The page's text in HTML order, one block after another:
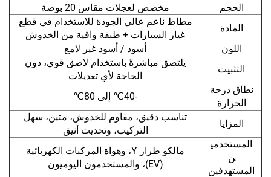
الحجم
مخصص لعجلات مقاس 20 بوصة
المادة
مطاط ناعم عالي الجودة للاستخدام في قطع
غيار السيارات + طبقة واقية من الخدوش
اللون
أسود / أسود غير لامع
التثبيت
يلتصق مباشرةً باستخدام لاصق قوي، دون
الحاجة لأي تعديلات
نطاق درجة
الحرارة
-40℃ إلى 80℃
المزايا
تناسب دقيق، مقاوم للخدوش، متين، سهل
التركيب، وتحديث أنيق
المستخدمي
ن
المستهدفين
مالكو طراز Y، وهواة المركبات الكهربائية
(EV)، والمستخدمون اليوميون